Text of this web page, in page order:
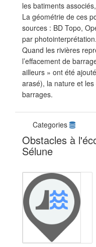
les batiments
La géométrie de ces
sources : BD Topo,
par
Quand les rivières
l’effacement de
ailleurs » ont été
arasé), la nature et
barrages.
Categories
Obstacles à
Sélune